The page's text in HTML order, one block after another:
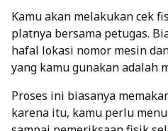
Kamu akan melakukan cek
platnya bersama petugas.
hafal lokasi nomor mesin
yang kamu gunakan adalah
Proses ini biasanya
karena itu, kamu perlu